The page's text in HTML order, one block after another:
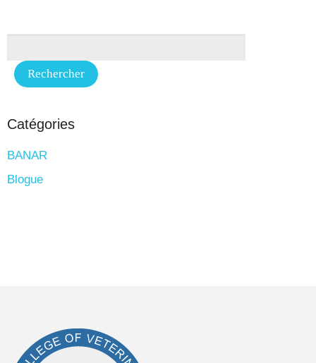
Catégories
BANAR
Blogue